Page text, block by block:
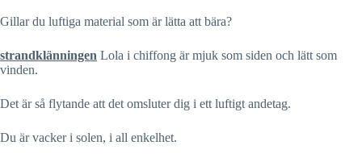
Gillar du luftiga material som är lätta att bära?
strandklänningen Lola i chiffong är mjuk som siden och lätt som
vinden.
Det är så flytande att det omsluter dig i ett luftigt andetag.
Du är vacker i solen, i all enkelhet.